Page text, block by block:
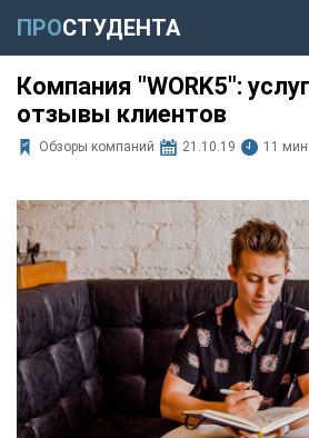
ПРОСТУДЕНТА
Компания "WORK5":
отзывы клиентов
Обзоры компаний 21.10.19 11 мин.